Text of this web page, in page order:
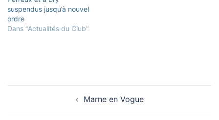
DEBUTANTS (6ème kyu /…
suspendus jusqu’à nouvel
ordre
Dans "Actualités du Club"
Marne en Vogue